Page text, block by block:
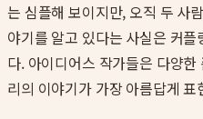
는 심플해 보이지만, 오직 두 사
야기를 알고 있다는 사실은 커
다. 아이디어스 작가들은 다양
리의 이야기가 가장 아름답게